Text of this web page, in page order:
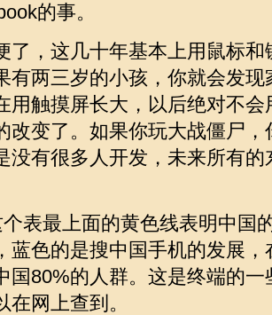
的事。
，这几十年基本上用鼠标和
有两三岁的小孩，你就会发
用触摸屏长大，以后绝对不
改变了。如果你玩大战僵尸
没有很多人开发，未来所有
最上面的黄色线表明中国
蓝色的是搜中国手机的发展
国80%的人群。这是终端的
网上查到。